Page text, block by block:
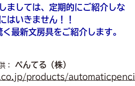
ましては、定期的にご紹介しな
はいきません！！
最新文房具をご紹介します。
：
ペんてる（株）
products/